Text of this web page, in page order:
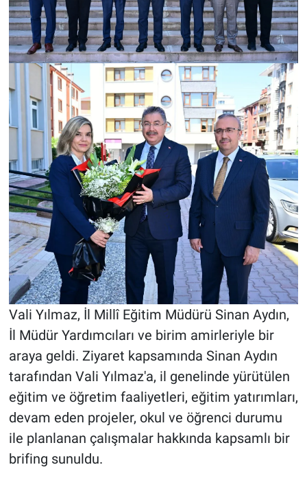
Vali Yılmaz, İl Millî Eğitim Müdürü Sinan Aydın,
İl Müdür Yardımcıları ve birim amirleriyle bir
araya geldi. Ziyaret kapsamında Sinan Aydın
tarafından Vali Yılmaz'a, il genelinde yürütülen
eğitim ve öğretim faaliyetleri, eğitim yatırımları,
devam eden projeler, okul ve öğrenci durumu
ile planlanan çalışmalar hakkında kapsamlı bir
brifing sunuldu.